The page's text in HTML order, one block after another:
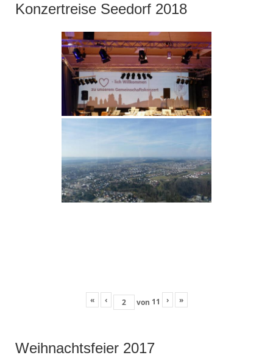
Konzertreise Seedorf 2018
« ‹ von 11 › »
Weihnachtsfeier 2017